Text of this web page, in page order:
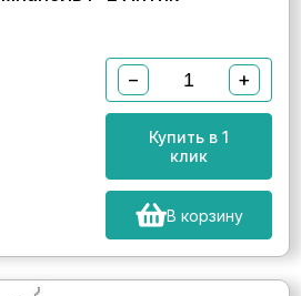
− +
Купить в 1
клик
В корзину